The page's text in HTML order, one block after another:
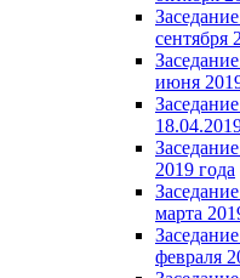
сентября
июня
2019 года
марта
февраля